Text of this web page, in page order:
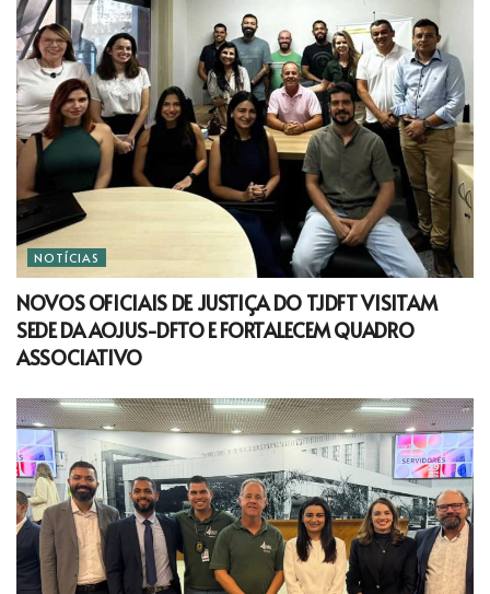
NOTÍCIAS
NOVOS OFICIAIS DE JUSTIÇA DO TJDFT VISITAM
SEDE DA AOJUS-DFTO E FORTALECEM QUADRO
ASSOCIATIVO